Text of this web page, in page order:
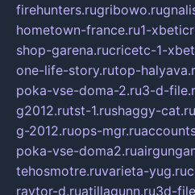
firehunters.rugribowo.ru
hometown-france.ru1-
shop-garena.rucricetc-1-
one-life-story.rutop-
poka-vse-doma-2.ru3-d-
g2012.rutst-1.rushaggy-cat.ru
g-2012.ruops-mgr.ru
poka-vse-doma2.ru
tehosmotre.ruvarieta-yug.ru
raytor-d.ruatillagunn.ru3d-